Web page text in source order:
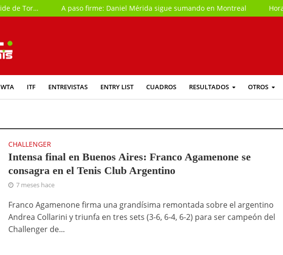
Renata Zarazúa no encuentra respuestas y se despide de Toronto A paso firme: Daniel Mérida sigue sumando en Montreal
WTA ITF ENTREVISTAS ENTRY LIST CUADROS RESULTADOS OTROS
CHALLENGER
Intensa final en Buenos Aires: Franco Agamenone se
consagra en el Tenis Club Argentino
7 meses hace
Franco Agamenone firma una grandísima remontada sobre el argentino
Andrea Collarini y triunfa en tres sets (3-6, 6-4, 6-2) para ser campeón del
Challenger de...